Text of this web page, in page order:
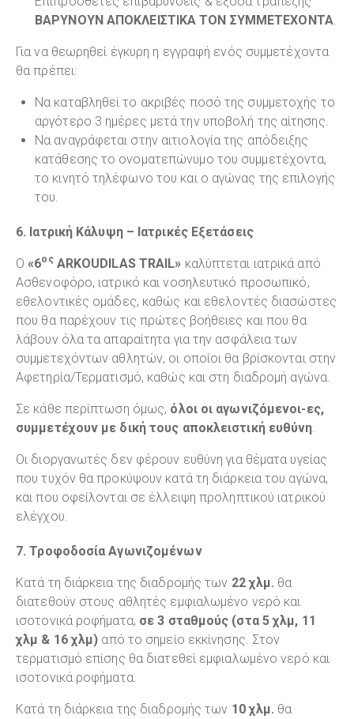
ΒΑΡΥΝΟΥΝ ΑΠΟΚΛΕΙΣΤΙΚΑ ΤΟΝ ΣΥΜΜΕΤΕΧΟΝΤΑ
Για να θεωρηθεί έγκυρη η εγγραφή ενός συμμετέχοντα
θα πρέπει:
Να καταβληθεί το ακριβές ποσό της συμμετοχής το
αργότερο 3 ημέρες μετά την υποβολή της αίτησης.
Να αναγράφεται στην αιτιολογία της απόδειξης
κατάθεσης το ονοματεπώνυμο του συμμετέχοντα,
το κινητό τηλέφωνο του και ο αγώνας της επιλογής
του.
6. Ιατρική Κάλυψη – Ιατρικές Εξετάσεις
Ο«6οςARKOUDILAS TRAIL» καλύπτεται ιατρικά από
Ασθενοφόρο, ιατρικό και νοσηλευτικό προσωπικό,
εθελοντικές ομάδες, καθώς και εθελοντές διασώστες
που θα παρέχουν τις πρώτες βοήθειες και που θα
λάβουν όλα τα απαραίτητα για την ασφάλεια των
συμμετεχόντων αθλητών, οι οποίοι θα βρίσκονται στην
Αφετηρία/Τερματισμό, καθώς και στη διαδρομή αγώνα.
Σε κάθε περίπτωση όμως, όλοι οι αγωνιζόμενοι-ες,
συμμετέχουν με δική τους αποκλειστική ευθύνη
Οι διοργανωτές δεν φέρουν ευθύνη για θέματα υγείας
που τυχόν θα προκύψουν κατά τη διάρκεια του αγώνα,
και που οφείλονται σε έλλειψη προληπτικού ιατρικού
ελέγχου.
7. Τροφοδοσία Αγωνιζομένων
Κατά τη διάρκεια της διαδρομής των 22 χλμ. θα
διατεθούν στους αθλητές εμφιαλωμένο νερό και
ισοτονικά ροφήματα, σε 3 σταθμούς (στα 5 χλμ, 11
χλμ & 16 χλμ) από το σημείο εκκίνησης. Στον
τερματισμό επίσης θα διατεθεί εμφιαλωμένο νερό και
ισοτονικά ροφήματα.
Κατά τη διάρκεια της διαδρομής των 10 χλμ. θα